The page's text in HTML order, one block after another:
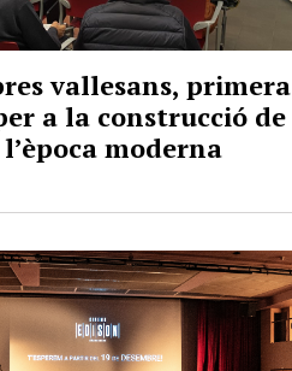
vallesans, primera
a la construcció de
moderna